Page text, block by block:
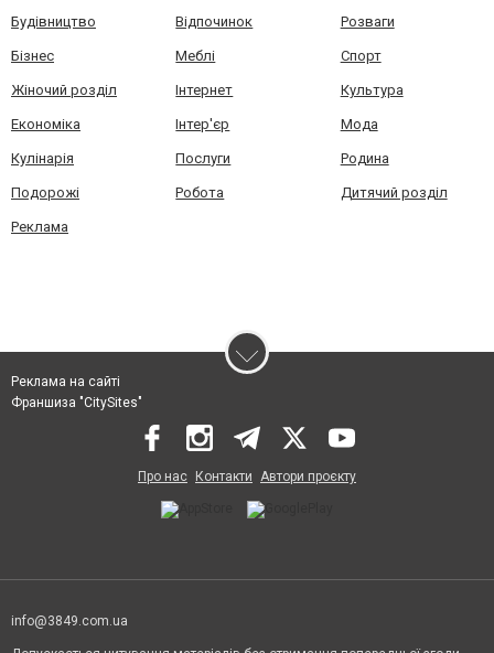
Будівництво Відпочинок Розваги
Бізнес Меблі Спорт
Жіночий розділ Інтернет Культура
Економіка Інтер'єр Мода
Кулінарія Послуги Родина
Подорожі Робота Дитячий розділ
Реклама
Реклама на сайті
Франшиза "CitySites"
Про нас Контакти Автори проєкту
info@3849.com.ua